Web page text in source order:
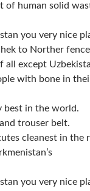
of human solid
you very nice
to Norther
all except
with bone in
best in the world.
trouser belt.
cleanest in the
you very nice